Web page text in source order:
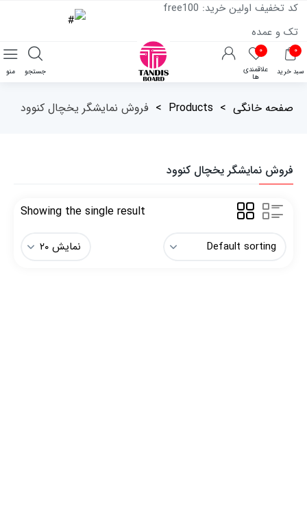
کد تخفیف اولین خرید: free100
تک و عمده
۰
سبد خرید
۰
علاقمندی
ها
منو جستجو
صفحه خانگی >
Products
> فروش نمایشگر یخچال کنوود
فروش نمایشگر یخچال کنوود
Showing the single result